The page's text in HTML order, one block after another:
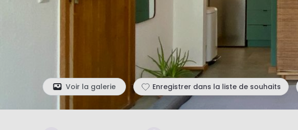
Voir la galerie Enregistrer dans la liste de souhaits